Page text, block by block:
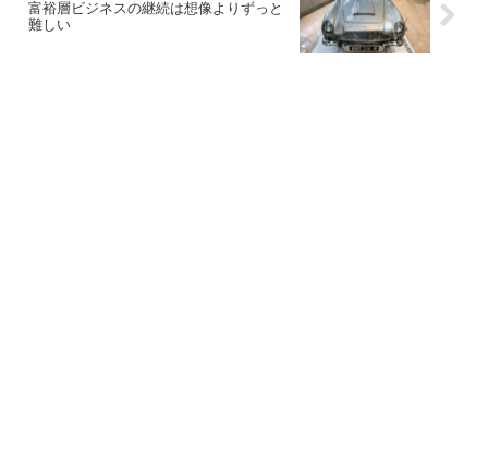
富裕層ビジネスの継続は想像よりずっと
難しい